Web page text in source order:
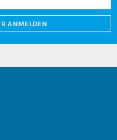
ANMELDEN